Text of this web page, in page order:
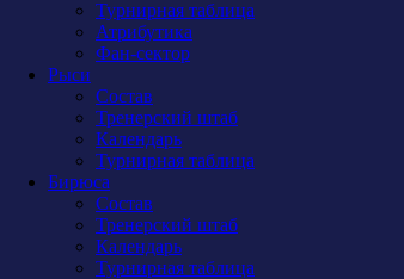
Турнирная таблица
Атрибутика
Фан-сектор
Рыси
Состав
Тренерский штаб
Календарь
Турнирная таблица
Бирюса
Состав
Тренерский штаб
Календарь
Турнирная таблица